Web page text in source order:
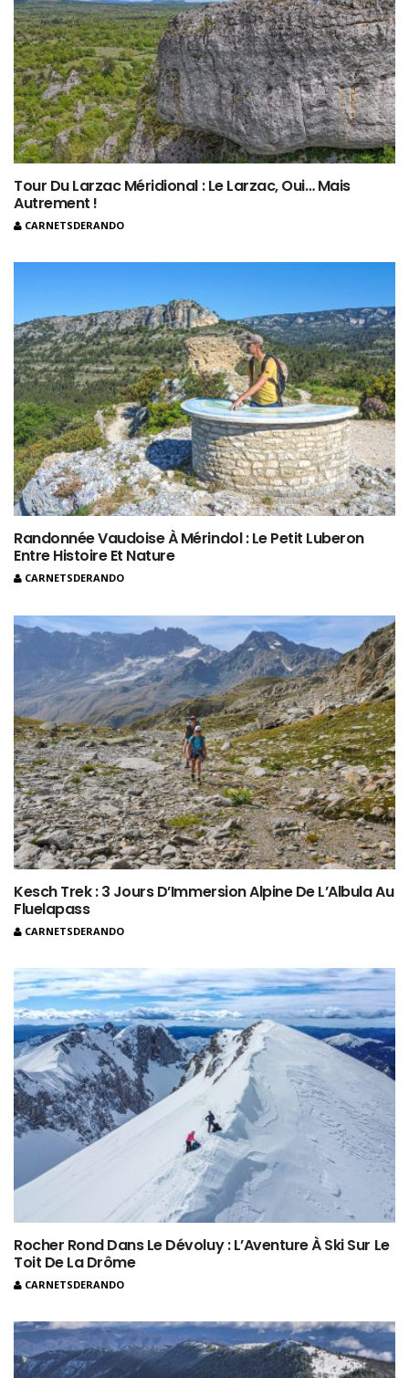
Tour Du Larzac Méridional : Le Larzac, Oui… Mais
Autrement !
CARNETSDERANDO
Randonnée Vaudoise À Mérindol : Le Petit Luberon
Entre Histoire Et Nature
CARNETSDERANDO
Kesch Trek : 3 Jours D’Immersion Alpine De L’Albula Au
Fluelapass
CARNETSDERANDO
Rocher Rond Dans Le Dévoluy : L’Aventure À Ski Sur Le
Toit De La Drôme
CARNETSDERANDO